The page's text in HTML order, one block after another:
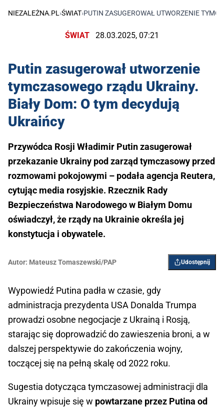
NIEZALEŻNA.PL ›ŚWIAT›PUTIN ZASUGEROWAŁ UTWORZENIE
ŚWIAT 28.03.2025, 07:21
Putin zasugerował utworzenie
tymczasowego rządu Ukrainy.
Biały Dom: O tym decydują
Ukraińcy
Przywódca Rosji Władimir Putin zasugerował
przekazanie Ukrainy pod zarząd tymczasowy przed
rozmowami pokojowymi – podała agencja Reutera,
cytując media rosyjskie. Rzecznik Rady
Bezpieczeństwa Narodowego w Białym Domu
oświadczył, że rządy na Ukrainie określa jej
konstytucja i obywatele.
Autor: Mateusz Tomaszewski/PAP Udostępnij
Wypowiedź Putina padła w czasie, gdy
administracja prezydenta USA Donalda Trumpa
prowadzi osobne negocjacje z Ukrainą i Rosją,
starając się doprowadzić do zawieszenia broni, a w
dalszej perspektywie do zakończenia wojny,
toczącej się na pełną skalę od 2022 roku.
Sugestia dotycząca tymczasowej administracji dla
Ukrainy wpisuje się w powtarzane przez Putina od